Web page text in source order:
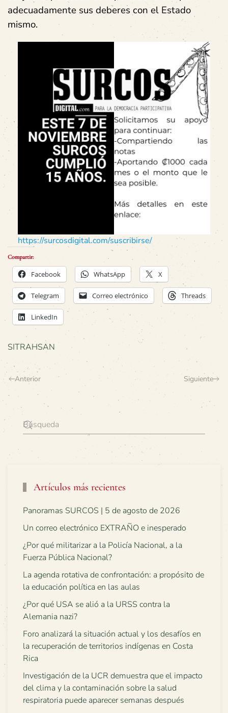
adecuadamente sus deberes con el Estado
mismo.
https://surcosdigital.com/suscribirse/
Compartir:
Facebook WhatsApp X
Telegram Correo electrónico Threads
LinkedIn
SITRAHSAN
Anterior Siguiente
Artículos más recientes
Panoramas SURCOS | 5 de agosto de 2026
Un correo electrónico EXTRAÑO e inesperado
¿Por qué militarizar a la Policía Nacional, a la
Fuerza Pública Nacional?
La agenda rotativa de confrontación: a propósito de
la educación política en las aulas
¿Por qué USA se alió a la URSS contra la
Alemania nazi?
Foro analizará la situación actual y los desafíos en
la recuperación de territorios indígenas en Costa
Rica
Investigación de la UCR demuestra que el impacto
del clima y la contaminación sobre la salud
respiratoria puede aparecer semanas después